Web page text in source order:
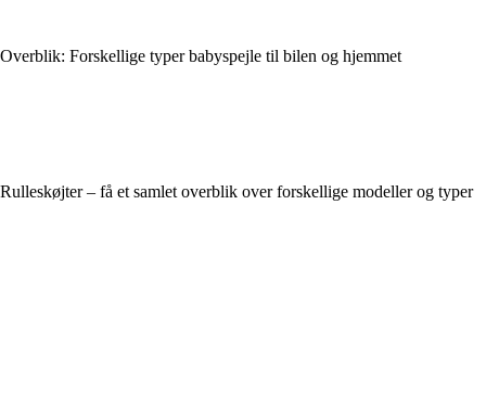
Overblik: Forskellige typer babyspejle til bilen og hjemmet
Rulleskøjter – få et samlet overblik over forskellige modeller og typer